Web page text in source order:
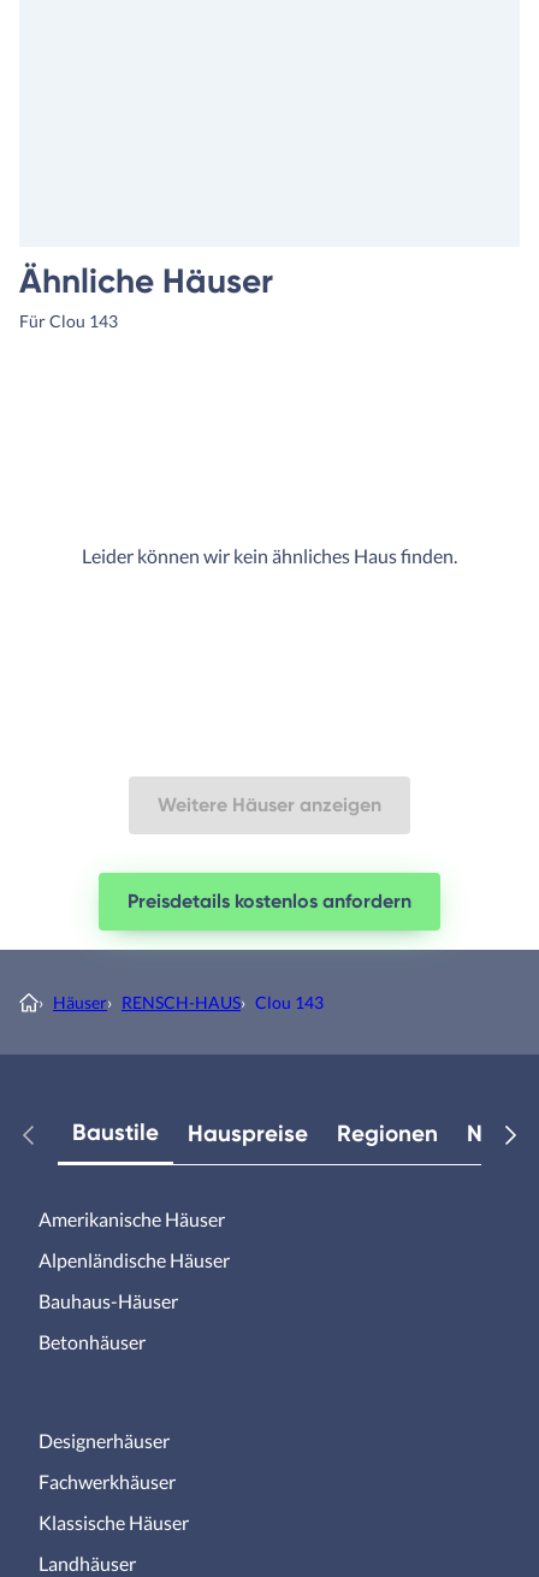
Ähnliche Häuser
Für Clou 143
Leider können wir kein ähnliches Haus finden.
Weitere Häuser anzeigen
Preisdetails kostenlos anfordern
› Häuser› RENSCH-HAUS› Clou 143
Baustile Hauspreise Regionen
Amerikanische Häuser
Alpenländische Häuser
Bauhaus-Häuser
Betonhäuser
Designerhäuser
Fachwerkhäuser
Klassische Häuser
Landhäuser